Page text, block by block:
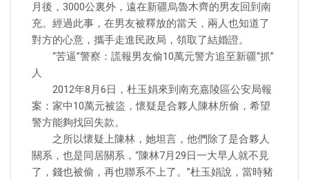
月後，3000公裏外，遠在新疆烏魯木齊的男友回到南
充。經過此事，在男友被釋放的當天，兩人也知道了
對方的心意，攜手走進民政局，領取了結婚證。
“苦逼”警察：謊報男友偷10萬元警方追至新疆“抓”
人
2012年8月6日，杜玉娟來到南充嘉陵區公安局報
案：家中10萬元被盜，懷疑是合夥人陳林所偷，希望
警方能夠找回失款。
之所以懷疑上陳林，她坦言，他們除了是合夥人
關系，也是同居關系，“陳林7月29日一大早人就不見
了，錢也被偷，再也聯系不上了。”杜玉娟說，當時豬